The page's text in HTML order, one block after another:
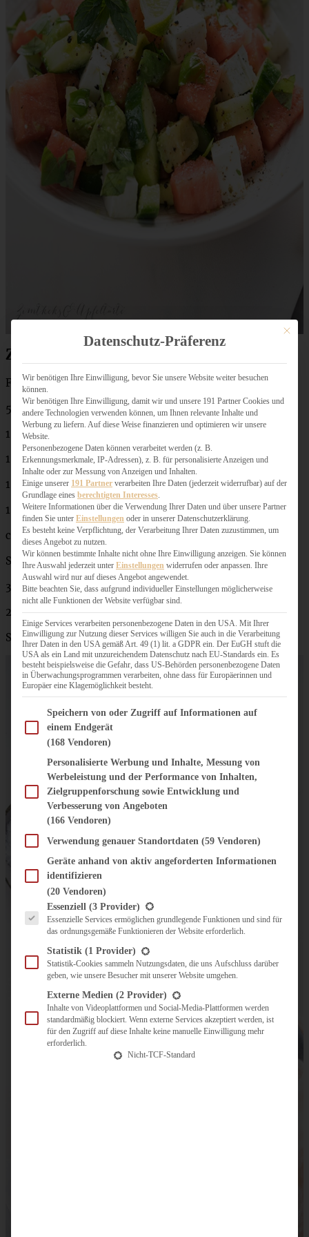
Zutaten Melonen Feta Salat mit Avocado
Für 4 Personen:
500 – 600 g Kernarmes Melonenfleisch
1 Gurke
1 reife aber feste Avocado
180 g Feta
1 Handvoll Basilikum
ca. 1 EL Minze (nach Belieben)
Saft einer halben Limette
3 EL Olivenöl
2 EL weißer Balsamico
Salz und Pfeffer
Mit
Datenschutz-Präferenz
Wir benötigen Ihre Einwilligung, bevor Sie unsere Website weiter besuchen
können.
Wir benötigen Ihre Einwilligung, damit wir und unsere 191 Partner Cookies und
andere Technologien verwenden können, um Ihnen relevante Inhalte und
Werbung zu liefern. Auf diese Weise finanzieren und optimieren wir unsere
Website.
Personenbezogene Daten können verarbeitet werden (z. B.
Erkennungsmerkmale, IP-Adressen), z. B. für personalisierte Anzeigen und
Inhalte oder zur Messung von Anzeigen und Inhalten.
Einige unserer 191 Partner verarbeiten Ihre Daten (jederzeit widerrufbar) auf der
Grundlage eines berechtigten Interesses
Weitere Informationen über die Verwendung Ihrer Daten und über unsere Partner
finden Sie unter Einstellungen oder in unserer Datenschutzerklärung.
Es besteht keine Verpflichtung, der Verarbeitung Ihrer Daten zuzustimmen, um
dieses Angebot zu nutzen.
Wir können bestimmte Inhalte nicht ohne Ihre Einwilligung anzeigen. Sie können
Ihre Auswahl jederzeit unter Einstellungen widerrufen oder anpassen. Ihre
Auswahl wird nur auf dieses Angebot angewendet.
Bitte beachten Sie, dass aufgrund individueller Einstellungen möglicherweise
nicht alle Funktionen der Website verfügbar sind.
Einige Services verarbeiten personenbezogene Daten in den USA. Mit Ihrer
Einwilligung zur Nutzung dieser Services willigen Sie auch in die Verarbeitung
Ihrer Daten in den USA gemäß Art. 49 (1) lit. a GDPR ein. Der EuGH stuft die
USA als ein Land mit unzureichendem Datenschutz nach EU-Standards ein. Es
besteht beispielsweise die Gefahr, dass US-Behörden personenbezogene Daten
in Überwachungsprogrammen verarbeiten, ohne dass für Europäerinnen und
Europäer eine Klagemöglichkeit besteht.
Im Folgenden finden Sie eine Liste der Zwecke des IAB Transparency and Consent
Speichern von oder Zugriff auf Informationen auf
einem Endgerät
(168 Vendoren)
Personalisierte Werbung und Inhalte, Messung von
Werbeleistung und der Performance von Inhalten,
Zielgruppenforschung sowie Entwicklung und
Verbesserung von Angeboten
(166 Vendoren)
Verwendung genauer Standortdaten (59 Vendoren)
Geräte anhand von aktiv angeforderten Informationen
identifizieren
(20 Vendoren)
Es folgt eine Liste der Service-Gruppen, für die eine Einwilligung erteilt werden
Essenziell (3 Provider)
Essenzielle Services ermöglichen grundlegende Funktionen und sind für
das ordnungsgemäße Funktionieren der Website erforderlich.
Statistik (1 Provider)
Statistik-Cookies sammeln Nutzungsdaten, die uns Aufschluss darüber
geben, wie unsere Besucher mit unserer Website umgehen.
Externe Medien (2 Provider)
Inhalte von Videoplattformen und Social-Media-Plattformen werden
standardmäßig blockiert. Wenn externe Services akzeptiert werden, ist
für den Zugriff auf diese Inhalte keine manuelle Einwilligung mehr
erforderlich.
Nicht-TCF-Standard